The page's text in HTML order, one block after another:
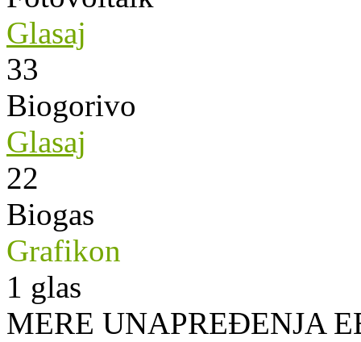
Glasaj
33
Biogorivo
Glasaj
22
Biogas
Grafikon
1 glas
MERE UNAPREĐENJA